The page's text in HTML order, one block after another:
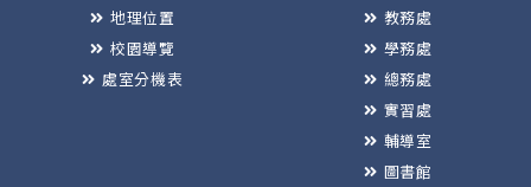
地理位置
校園導覽
處室分機表
教務處
學務處
總務處
實習處
輔導室
圖書館